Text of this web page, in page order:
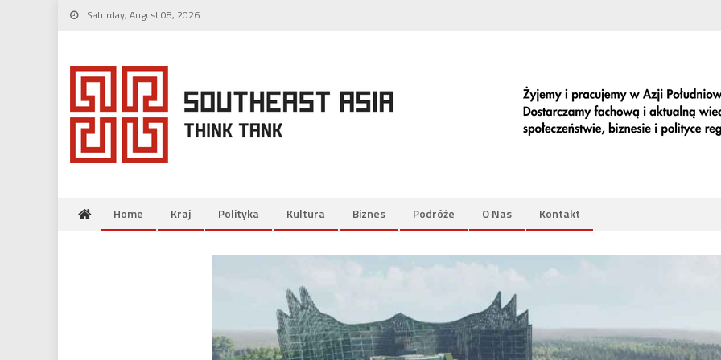
Skip
Saturday, August 08, 2026
Home Kraj Polityka Kultura Biznes Podróże O Nas Kontakt